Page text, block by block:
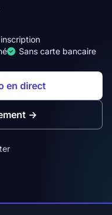
Sans carte bancaire
en direct
→